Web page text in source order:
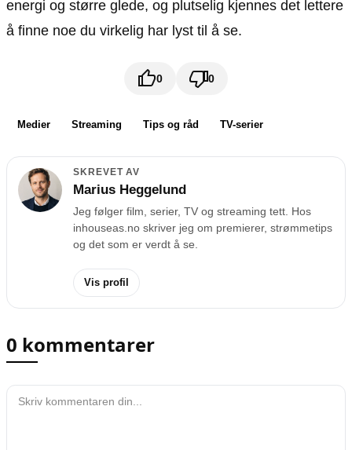
energi og større glede, og plutselig kjennes det lettere
å finne noe du virkelig har lyst til å se.
0 0
Medier Streaming Tips og råd TV-serier
SKREVET AV
Marius Heggelund
Jeg følger film, serier, TV og streaming tett. Hos
inhouseas.no skriver jeg om premierer, strømmetips
og det som er verdt å se.
Vis profil
0 kommentarer